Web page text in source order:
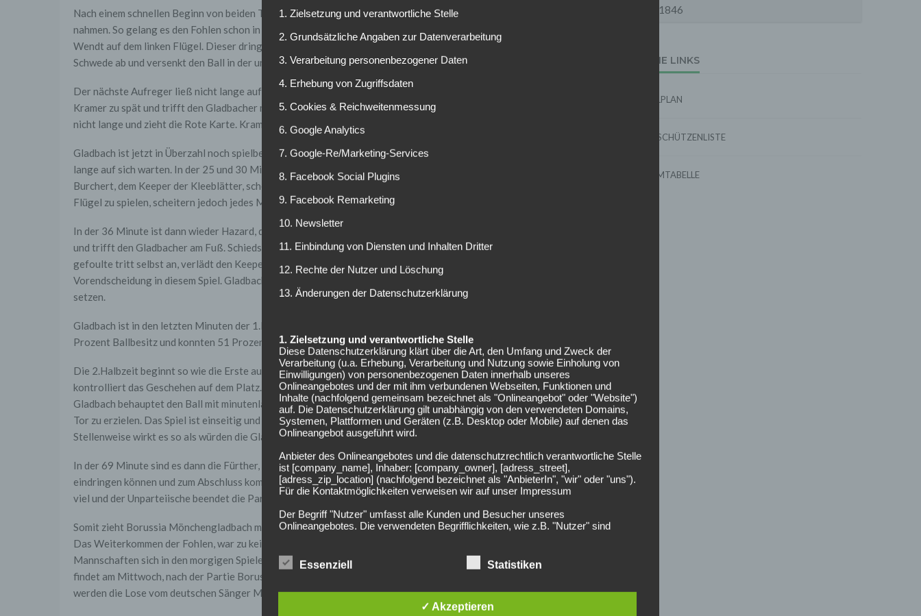
Nach einem schnellen Beginn von beiden Teams, waren es die Gäste, die von Anfang an das Heft in die Hand
nahmen. So gelang es den Fohlen schon in der 12 Minuten das 0:1 zu erzielen. Fabian Johnson schickt Oscar
Wendt auf dem linken Flügel. Dieser dringt unbedrängt in den Strafraum ein. Aus spitzem Winkel zieht der
Schwede ab und versenkt den Ball in der unteren rechten Ecke.
Der nächste Aufreger ließ nicht lange auf sich warten. Adam Pinter kommt im Mittelfeld gegen Christoph
Kramer zu spät und trifft den Gladbacher mit gestrecktem Bein am Schienbein. Schiedsrichter Dankert zögert
nicht lange und zieht die Rote Karte. Kramer kann nach kurzer Behandlung weiterspielen.
Gladbach ist jetzt in Überzahl noch spielbestimmender als vorher und so lassen die nächsten Chancen nicht
lange auf sich warten. In der 25 und 30 Minuten sind es Thorgan Hazard und Josip Drmic die knapp an Sascha
Burchert, dem Keeper der Kleeblätter, scheitern. Greuther Fürth ist trotz Unterzahl bemüht schnell über die
Flügel zu spielen, scheitern jedoch jedes Mal an den starken Abwehrreihen der Gladbacher.
In der 36 Minute ist dann wieder Hazard, der sich in den Strafraum dribbelt. Gießelmann lässt das Bein stehen
und trifft den Gladbacher am Fuß. Schiedsrichter Dankert pfeift sofort und gibt Strafstoß für die Gäste. Der
gefoulte tritt selbst an, verlädt den Keeper und schiebt den Ball cool unten rechts in die Ecke. Eine
Vorendscheidung in diesem Spiel. Gladbach kann jetzt abwarten und auf eine ihrer Stärken, dass Konterspiel,
setzen.
Gladbach ist in den letzten Minuten der 1.Halbzeit den Kleeblättern klar überlegen. Die Fohlen haben 62
Prozent Ballbesitz und konnten 51 Prozent der Zweikämpfe für sich entscheiden.
Die 2.Halbzeit beginnt so wie die Erste aufgehört hat. Die Borussia ist weiterhin spielbestimmend und
kontrolliert das Geschehen auf dem Platz. Es scheint fast so, als hätte Gladbach einen Gang zurückgeschaltet.
Gladbach behauptet den Ball mit minutenlangen Passstafetten, versucht aber auch nicht zwingend das dritte
Tor zu erzielen. Das Spiel ist einseitig und spannungsfrei. Borussia hat in dieser Phase 63 Prozent Ballbesitz.
Stellenweise wirkt es so als würden die Gladbacher ein Trainingsspiel absolvieren.
In der 69 Minute sind es dann die Fürther, die nach lange Zeit mal wieder in den Strafraum der Gladbacher
eindringen können und zum Abschluss kommen, doch ohne Wirkung. In den letzten Minuten passiert nicht mehr
viel und der Unparteiische beendet die Partei pünktlich.
Somit zieht Borussia Mönchengladbach mit einem verdienten 2:0 in die nächste Runde des DFB-Pokals ein.
Das Weiterkommen der Fohlen, war zu keiner Zeit des Spiels gefährdet. Nun bleibt abzuwarten, welche
Mannschaften sich in den morgigen Spielen durchsetzt können. Die Auslosung der Viertelfinalbegegnungen
findet am Mittwoch, nach der Partie Borussia Dortmund gegen Hertha BSC, im Sportschau Club statt. Gezogen
werden die Lose vom deutschen Sänger Mark Forster.
1846
EXTERNE LINKS
SPIELPLAN
TORSCHÜTZENLISTE
FORMTABELLE
1. Zielsetzung und verantwortliche Stelle
2. Grundsätzliche Angaben zur Datenverarbeitung
3. Verarbeitung personenbezogener Daten
4. Erhebung von Zugriffsdaten
5. Cookies & Reichweitenmessung
6. Google Analytics
7. Google-Re/Marketing-Services
8. Facebook Social Plugins
9. Facebook Remarketing
10. Newsletter
11. Einbindung von Diensten und Inhalten Dritter
12. Rechte der Nutzer und Löschung
13. Änderungen der Datenschutzerklärung
1. Zielsetzung und verantwortliche Stelle
Diese Datenschutzerklärung klärt über die Art, den Umfang und Zweck der
Verarbeitung (u.a. Erhebung, Verarbeitung und Nutzung sowie Einholung von
Einwilligungen) von personenbezogenen Daten innerhalb unseres
Onlineangebotes und der mit ihm verbundenen Webseiten, Funktionen und
Inhalte (nachfolgend gemeinsam bezeichnet als "Onlineangebot" oder "Website")
auf. Die Datenschutzerklärung gilt unabhängig von den verwendeten Domains,
Systemen, Plattformen und Geräten (z.B. Desktop oder Mobile) auf denen das
Onlineangebot ausgeführt wird.
Anbieter des Onlineangebotes und die datenschutzrechtlich verantwortliche Stelle
ist [company_name], Inhaber: [company_owner], [adress_street],
[adress_zip_location] (nachfolgend bezeichnet als "AnbieterIn", "wir" oder "uns").
Für die Kontaktmöglichkeiten verweisen wir auf unser Impressum
Der Begriff "Nutzer" umfasst alle Kunden und Besucher unseres
Onlineangebotes. Die verwendeten Begrifflichkeiten, wie z.B. "Nutzer" sind
2. Grundsätzliche Angaben zur Datenverarbeitung
Wir verarbeiten personenbezogene Daten der Nutzer nur unter Einhaltung der
Datensparsamkeit- und Datenvermeidung. Das bedeutet die Daten der Nutzer
werden nur beim Vorliegen einer gesetzlichen Erlaubnis, insbesondere wenn die
Essenziell Statistiken
✓ Akzeptieren